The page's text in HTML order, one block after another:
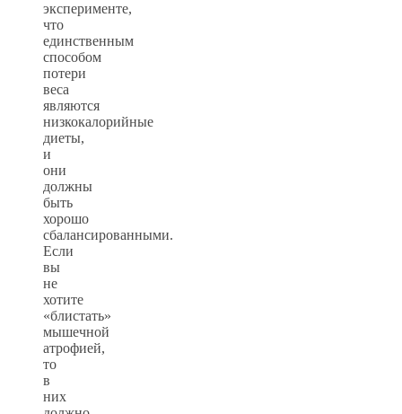
эксперименте,
что
единственным
способом
потери
веса
являются
низкокалорийные
диеты,
и
они
должны
быть
хорошо
сбалансированными.
Если
вы
не
хотите
«блистать»
мышечной
атрофией,
то
в
них